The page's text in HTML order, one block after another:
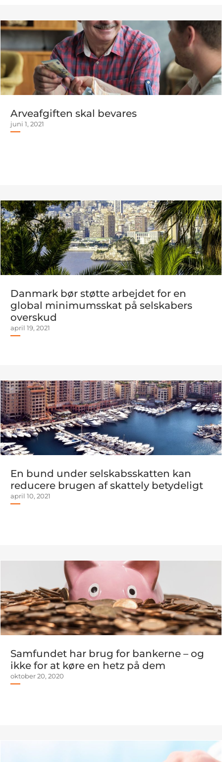
Arveafgiften skal bevares
juni 1, 2021
Danmark bør støtte arbejdet for en
global minimumsskat på selskabers
overskud
april 19, 2021
En bund under selskabsskatten kan
reducere brugen af skattely betydeligt
april 10, 2021
Samfundet har brug for bankerne – og
ikke for at køre en hetz på dem
oktober 20, 2020